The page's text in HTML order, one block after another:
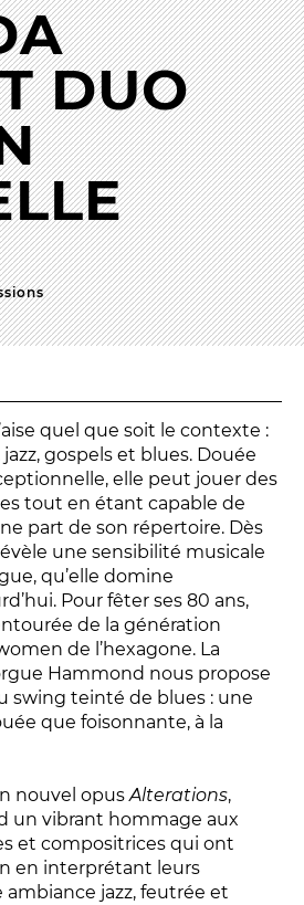
de l'ERACM
DUO
quel que soit le contexte :
gospels et blues. Douée
elle peut jouer des
tout en étant capable de
part de son répertoire. Dès
une sensibilité musicale
qu’elle domine
Pour fêter ses 80 ans,
de la génération
de l’hexagone. La
Hammond nous propose
swing teinté de blues : une
que foisonnante, à la
nouvel opusAlterations,
un vibrant hommage aux
et compositrices qui ont
en interprétant leurs
jazz, feutrée et